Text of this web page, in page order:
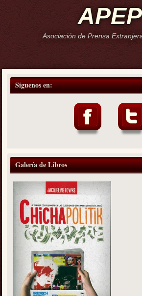
APEP
Asociación de Prensa
Síguenos en:
Galería de Libros